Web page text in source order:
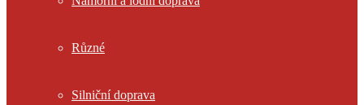
Různé
Silniční doprava